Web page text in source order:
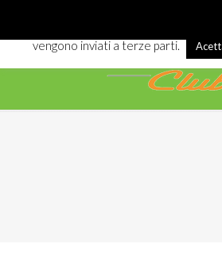
vengono inviati a terze parti.